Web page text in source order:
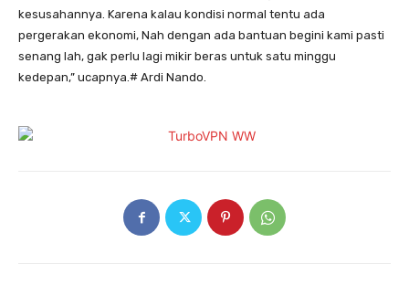
kesusahannya. Karena kalau kondisi normal tentu ada
pergerakan ekonomi, Nah dengan ada bantuan begini kami pasti
senang lah, gak perlu lagi mikir beras untuk satu minggu
kedepan,” ucapnya.# Ardi Nando.